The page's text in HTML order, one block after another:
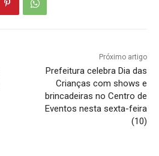
Próximo artigo
Prefeitura celebra Dia das
Crianças com shows e
brincadeiras no Centro de
Eventos nesta sexta-feira
(10)